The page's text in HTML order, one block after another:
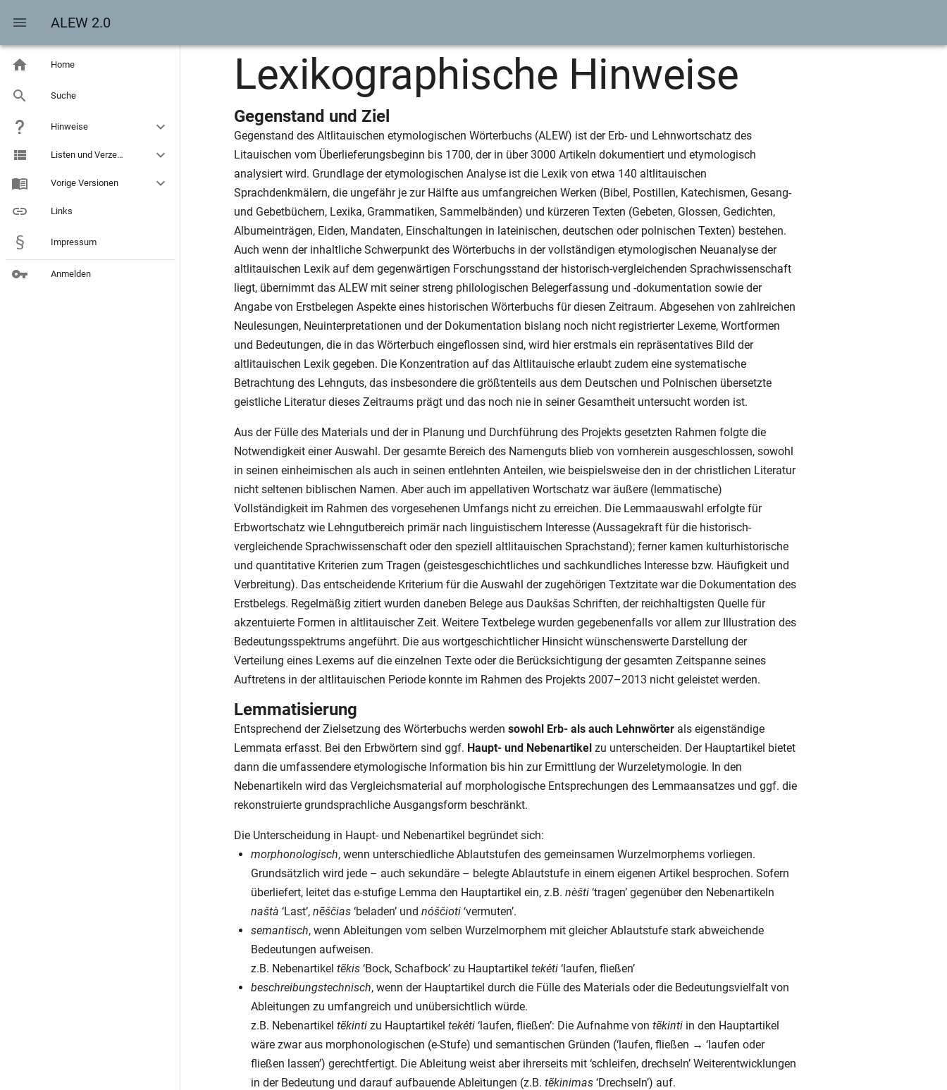
Home
Suche
Hinweise
Listen und Verzeichnisse
Vorige Versionen
Links
Impressum
Anmelden
ALEW 2.0
Lexiko­graphische Hinweise
Gegenstand und Ziel
Gegenstand des Altlitauischen etymologischen Wörterbuchs (ALEW) ist der Erb- und Lehnwortschatz des
Litauischen vom Überlieferungsbeginn bis 1700, der in über 3000 Artikeln dokumentiert und etymologisch
analysiert wird. Grundlage der etymologischen Analyse ist die Lexik von etwa 140 altlitauischen
Sprachdenkmälern, die ungefähr je zur Hälfte aus umfangreichen Werken (Bibel, Postillen, Katechismen, Gesang-
und Gebetbüchern, Lexika, Grammatiken, Sammelbänden) und kürzeren Texten (Gebeten, Glossen, Gedichten,
Albumeinträgen, Eiden, Mandaten, Einschaltungen in lateinischen, deutschen oder polnischen Texten) bestehen.
Auch wenn der inhaltliche Schwerpunkt des Wörterbuchs in der vollständigen etymologischen Neuanalyse der
altlitauischen Lexik auf dem gegenwärtigen Forschungsstand der historisch-vergleichenden Sprachwissenschaft
liegt, übernimmt das ALEW mit seiner streng philologischen Belegerfassung und -dokumentation sowie der
Angabe von Erstbelegen Aspekte eines historischen Wörterbuchs für diesen Zeitraum. Abgesehen von zahlreichen
Neulesungen, Neuinterpretationen und der Dokumentation bislang noch nicht registrierter Lexeme, Wortformen
und Bedeutungen, die in das Wörterbuch eingeflossen sind, wird hier erstmals ein repräsentatives Bild der
altlitauischen Lexik gegeben. Die Konzentration auf das Altlitauische erlaubt zudem eine systematische
Betrachtung des Lehnguts, das insbesondere die größtenteils aus dem Deutschen und Polnischen übersetzte
geistliche Literatur dieses Zeitraums prägt und das noch nie in seiner Gesamtheit untersucht worden ist.
Aus der Fülle des Materials und der in Planung und Durchführung des Projekts gesetzten Rahmen folgte die
Notwendigkeit einer Auswahl. Der gesamte Bereich des Namenguts blieb von vornherein ausgeschlossen, sowohl
in seinen einheimischen als auch in seinen entlehnten Anteilen, wie beispielsweise den in der christlichen Literatur
nicht seltenen biblischen Namen. Aber auch im appellativen Wortschatz war äußere (lemmatische)
Vollständigkeit im Rahmen des vorgesehenen Umfangs nicht zu erreichen. Die Lemmaauswahl erfolgte für
Erbwortschatz wie Lehngutbereich primär nach linguistischem Interesse (Aussagekraft für die historisch-
vergleichende Sprachwissenschaft oder den speziell altlitauischen Sprachstand); ferner kamen kulturhistorische
und quantitative Kriterien zum Tragen (geistesgeschichtliches und sachkundliches Interesse bzw. Häufigkeit und
Verbreitung). Das entscheidende Kriterium für die Auswahl der zugehörigen Textzitate war die Dokumentation des
Erstbelegs. Regelmäßig zitiert wurden daneben Belege aus Daukšas Schriften, der reichhaltigsten Quelle für
akzentuierte Formen in altlitauischer Zeit. Weitere Textbelege wurden gegebenenfalls vor allem zur Illustration des
Bedeutungsspektrums angeführt. Die aus wortgeschichtlicher Hinsicht wünschenswerte Darstellung der
Verteilung eines Lexems auf die einzelnen Texte oder die Berücksichtigung der gesamten Zeitspanne seines
Auftretens in der altlitauischen Periode konnte im Rahmen des Projekts 2007–2013 nicht geleistet werden.
Lemmatisierung
Entsprechend der Zielsetzung des Wörterbuchs werden sowohl Erb- als auch Lehnwörter als eigenständige
Lemmata erfasst. Bei den Erbwörtern sind ggf. Haupt- und Nebenartikel zu unterscheiden. Der Hauptartikel bietet
dann die umfassendere etymologische Information bis hin zur Ermittlung der Wurzeletymologie. In den
Nebenartikeln wird das Vergleichsmaterial auf morphologische Entsprechungen des Lemmaansatzes und ggf. die
rekonstruierte grundsprachliche Ausgangsform beschränkt.
Die Unterscheidung in Haupt- und Nebenartikel begründet sich:
morphonologisch, wenn unterschiedliche Ablautstufen des gemeinsamen Wurzelmorphems vorliegen.
Grundsätzlich wird jede – auch sekundäre – belegte Ablautstufe in einem eigenen Artikel besprochen. Sofern
überliefert, leitet das e-stufige Lemma den Hauptartikel ein, z.B. nèšti ‘tragen’ gegenüber den Nebenartikeln
naštà ‘Last’, nė̃ščias ‘beladen’ und nóščioti ‘vermuten’.
semantisch, wenn Ableitungen vom selben Wurzelmorphem mit gleicher Ablautstufe stark abweichende
Bedeutungen aufweisen.
z.B. Nebenartikel tẽkis ‘Bock, Schafbock’ zu Hauptartikel tekė́ti ‘laufen, fließen’
beschreibungstechnisch, wenn der Hauptartikel durch die Fülle des Materials oder die Bedeutungsvielfalt von
Ableitungen zu umfangreich und unübersichtlich würde.
z.B. Nebenartikel tẽkinti zu Hauptartikel tekė́ti ‘laufen, fließen’: Die Aufnahme von tẽkinti in den Hauptartikel
wäre zwar aus morphonologischen (e-Stufe) und semantischen Gründen (‘laufen, fließen → ‘laufen oder
fließen lassen’) gerechtfertigt. Die Ableitung weist aber ihrerseits mit ‘schleifen, drechseln’ Weiterentwicklungen
in der Bedeutung und darauf aufbauende Ableitungen (z.B. tẽkinimas ‘Drechseln’) auf.